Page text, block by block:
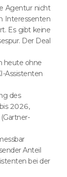
Agentur nicht
Interessenten
Es gibt keine
Der Deal
heute ohne
Assistenten
des
2026,
Anteil
bei der